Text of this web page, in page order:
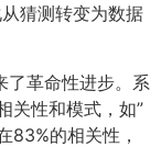
猜测转变为数据
了革命性进步。系
关性和模式，如”
83%的相关性，